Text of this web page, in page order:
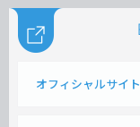
オフィシャルサイト